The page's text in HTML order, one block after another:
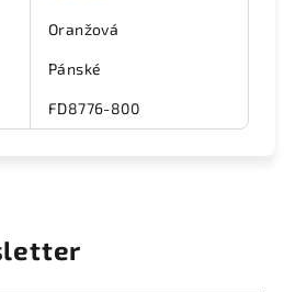
Oranžová
Pánské
FD8776-800